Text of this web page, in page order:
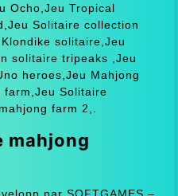
Ocho,Jeu Tropical
Solitaire collection
solitaire,Jeu
solitaire tripeaks ,Jeu
heroes,Jeu Mahjong
farm,Jeu Solitaire
farm 2,.
mahjong
par SOFTGAMES –